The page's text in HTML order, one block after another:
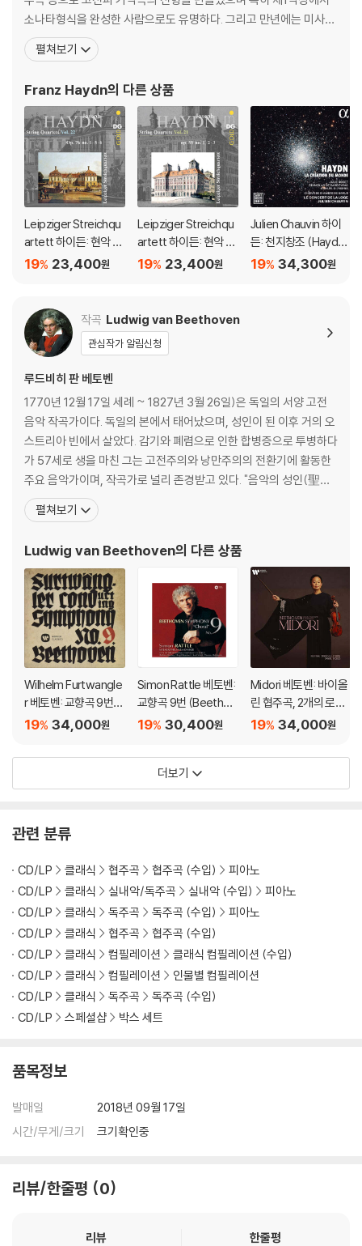
Variations, Op. 46
Piano Quintet
5 Stucke Im Volkston Adagio & Allegro
Liszt
Concerto Pathetique
CD 11-12
Brahms
Haydn Variations
Sonata For 2 Pianos, Op. 34B
CD 13
Tchaikovsky
Smetana
Sonata & Rondo
Zarebski
CD 14
Saint-Saens
Le Carnaval Des Animaux
Debussy
Petite Suite
En Blanc Et Noir
CD 14-16
Piano Concerto In G
Gaspard De La Nuit
La Valse
Ma Mere I’Oye
Debussy
Prelude A I’Apres-Mini D’Un Faune
CD 16-17
Rachmaninov
Symphonic Dances
Suites For 2 Pianos Nos. 1 & 2
CD 17
“Classical” Symphony
Violin Sonatna No. 2
CD 18
Bartok
Romanian Folk Dances
Sonata For 2 Pianos & Percussion
Violin Sonata No. 1
Shostakovich
Concertino
Piano Quintet
CD 20-22
소나타형식을 완성한 사람으로도 유명하다. 그리고 만년에는 미사곡
과 '천지창조(天地創造) Schopfung'(1798), '사계(四季) Die J
ahreszeiten'(1801) 등 오라토리오풍의 교회음악의 명작을 남겼
태어난 그는
펼쳐보기
Franz Haydn의 다른 상품
Leipziger Streichqu
artett 하이든: 현악 사
중주 22집 (Haydn: St
23,400원
19%
Leipziger Streichqu
artett 하이든: 현악 사
중주 21집 (Haydn: Str
23,400원
19%
Julien Chauvin 하이
든: 천지창조 (Haydn:
La Creation du mon
34,300원
19%
작곡 Ludwig van Beethoven
관심작가 알림신청
루드비히 판 베토벤
1770년 12월 17일 세례 ~ 1827년 3월 26일)은 독일의 서양 고전
음악 작곡가이다. 독일의 본에서 태어났으며, 성인이 된 이후 거의 오
스트리아 빈에서 살았다. 감기와 폐렴으로 인한 합병증으로 투병하다
가 57세로 생을 마친 그는 고전주의와 낭만주의의 전환기에 활동한
주요 음악가이며, 작곡가로 널리 존경받고 있다. "음악의 성인(聖
人)" 또는 "악성"(樂聖)이라는 별칭으로 불리기도 한다. 가장 잘 알
려진 작품으로는 《교향곡 5번》, 《교향곡 6번》, 《교향곡 9번》, 《비창
브라반트 오스트
펼쳐보기
Ludwig van Beethoven의 다른 상품
Wilhelm Furtwangle
r 베토벤: 교향곡 9번
(Beethoven: Symph
34,000원
19%
Simon Rattle 베토벤:
교향곡 9번 (Beethov
en: Symphony No.
30,400원
19%
Midori 베토벤: 바이올
린 협주곡, 2개의 로망
스 - 미도리 (Beethov
Op.61, Romances)
34,000원
19%
더보기
관련 분류
CD/LP 클래식 협주곡 협주곡 (수입)
피아노
CD/LP
클래식 실내악/독주곡 실내악 (수입)
피아노
CD/LP
클래식 독주곡 독주곡 (수입)
피아노
CD/LP
클래식 협주곡
협주곡 (수입)
CD/LP
클래식 컴필레이션
클래식 컴필레이션 (수입)
CD/LP
클래식 컴필레이션
인물별 컴필레이션
CD/LP
클래식 독주곡
독주곡 (수입)
CD/LP
스페셜샵 박스 세트
품목정보
발매일
2018년 09월 17일
시간/무게/크기
크기확인중
리뷰/한줄평 0
리뷰
한줄평